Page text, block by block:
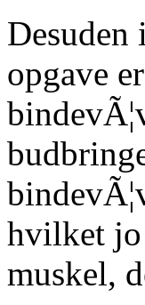
Desuden
opgave
hvilket jo
muskel,